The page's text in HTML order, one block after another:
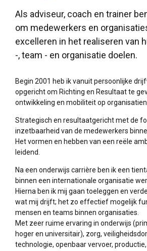
Als adviseur, coach en trainer
om medewerkers en
excelleren in het realiseren van
-, team - en organisatie doelen.
Begin 2001 heb ik vanuit persoonlijke
opgericht om Richting en Resultaat te
ontwikkeling en mobiliteit op
Strategisch en resultaatgericht met de
inzetbaarheid van de medewerkers
Het vormen en hebben van een reële
leidend.
Na een onderwijs carrière ben ik een
binnen een internationale organisatie
Hierna ben ik mij gaan toeleggen en
wat mij drijft; het zo effectief mogelijk
mensen en teams binnen organisaties.
Met zeer ruime ervaring in onderwijs
hoger en universitair), zorg,
technologie, openbaar vervoer,